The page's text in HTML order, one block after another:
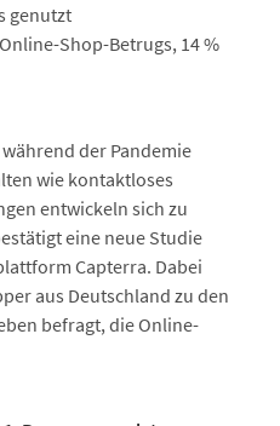
genutzt
Shop-Betrugs, 14 %
während der Pandemie
wie kontaktloses
entwickeln sich zu
eine neue Studie
Capterra. Dabei
aus Deutschland zu den
befragt, die Online-